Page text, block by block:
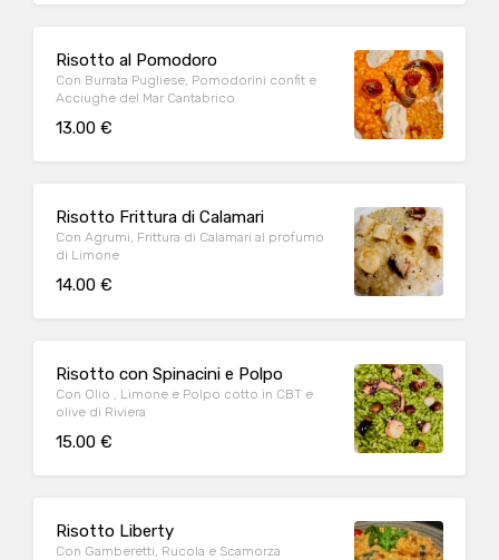
Risotto al Pomodoro
Con Burrata Pugliese, Pomodorini confit e
Acciughe del Mar Cantabrico
13.00 €
Risotto Frittura di Calamari
Con Agrumi, Frittura di Calamari al profumo
di Limone
14.00 €
Risotto con Spinacini e Polpo
Con Olio , Limone e Polpo cotto in CBT e
olive di Riviera
15.00 €
Risotto Liberty
Con Gamberetti, Rucola e Scamorza